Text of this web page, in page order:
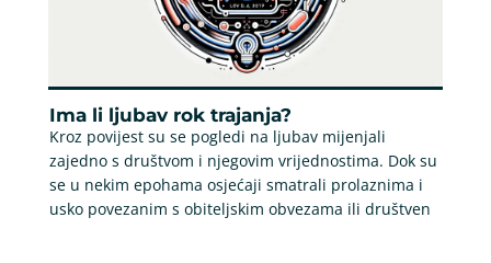
Ima li ljubav rok trajanja?
Kroz povijest su se pogledi na ljubav mijenjali
zajedno s društvom i njegovim vrijednostima. Dok su
se u nekim epohama osjećaji smatrali prolaznima i
usko povezanim s obiteljskim obvezama ili društven